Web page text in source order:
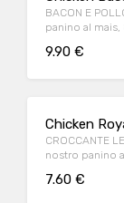
BACON E
panino al
9.90 €
Chicken
CROCCANTE
nostro panino
7.60 €